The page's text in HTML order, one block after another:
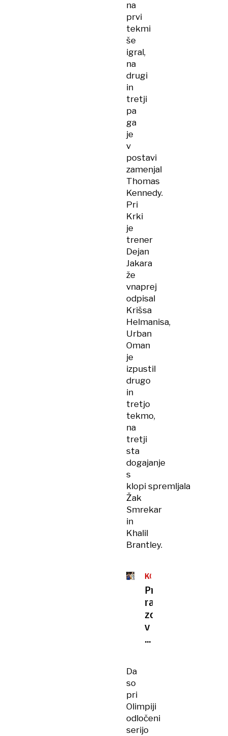
na
prvi
tekmi
še
igral,
na
drugi
in
tretji
pa
ga
je
v
postavi
zamenjal
Thomas
Kennedy.
Pri
Krki
je
trener
Dejan
Jakara
že
vnaprej
odpisal
Krišsa
Helmanisa,
Urban
Oman
je
izpustil
drugo
in
tretjo
tekmo,
na
tretji
sta
dogajanje
s
klopi spremljala
Žak
Smrekar
in
Khalil
Brantley.
KOŠARKA
Premagal
raka,
zdaj
v
prihodnost
Da
so
pri
Olimpiji
odločeni
serijo